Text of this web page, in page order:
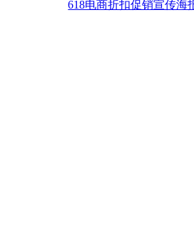
618电商折扣促销宣传海